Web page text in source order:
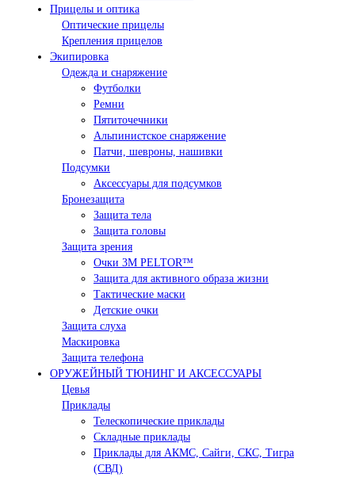
Прицелы и оптика
Оптические прицелы
Крепления прицелов
Экипировка
Одежда и снаряжение
Футболки
Ремни
Пятиточечники
Альпинистское снаряжение
Патчи, шевроны, нашивки
Подсумки
Аксессуары для подсумков
Бронезащита
Защита тела
Защита головы
Защита зрения
Очки 3М PELTOR™
Защита для активного образа жизни
Тактические маски
Детские очки
Защита слуха
Маскировка
Защита телефона
ОРУЖЕЙНЫЙ ТЮНИНГ И АКСЕССУАРЫ
Цевья
Приклады
Телескопические приклады
Складные приклады
Приклады для АКМС, Сайги, СКС, Тигра
(СВД)